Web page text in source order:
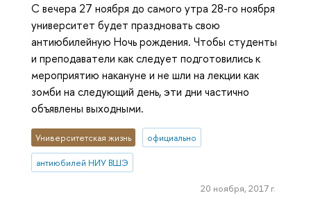
С вечера 27 ноября до самого утра 28-го ноября
университет будет праздновать свою
антиюбилейную Ночь рождения. Чтобы студенты
и преподаватели как следует подготовились к
мероприятию накануне и не шли на лекции как
зомби на следующий день, эти дни частично
объявлены выходными.
Университетская жизнь официально
антиюбилей НИУ ВШЭ
20 ноября, 2017 г.